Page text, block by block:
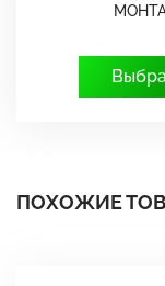
ПОХОЖИЕ